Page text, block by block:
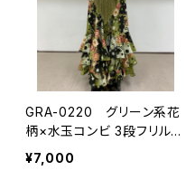
GRA-0220 グリーン系花
柄×水玉コンビ 3段フリルス
カート
¥7,000